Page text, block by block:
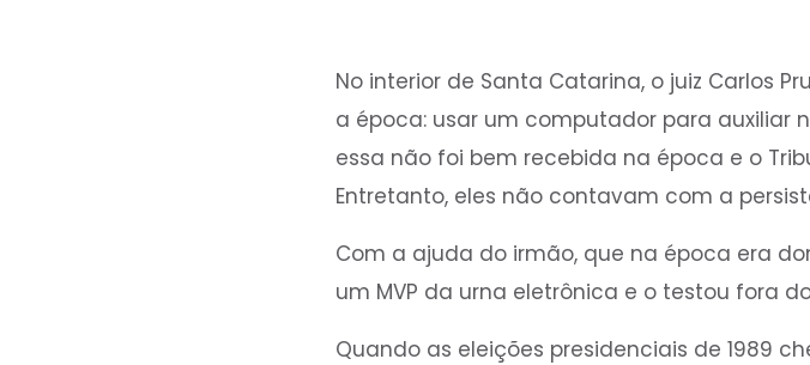
No interior de Santa Catarina, o juiz Carlos
a época: usar um computador para auxiliar
essa não foi bem recebida na época e o
Entretanto, eles não contavam com a
Com a ajuda do irmão, que na época era
um MVP da urna eletrônica e o testou fora
Quando as eleições presidenciais de 1989